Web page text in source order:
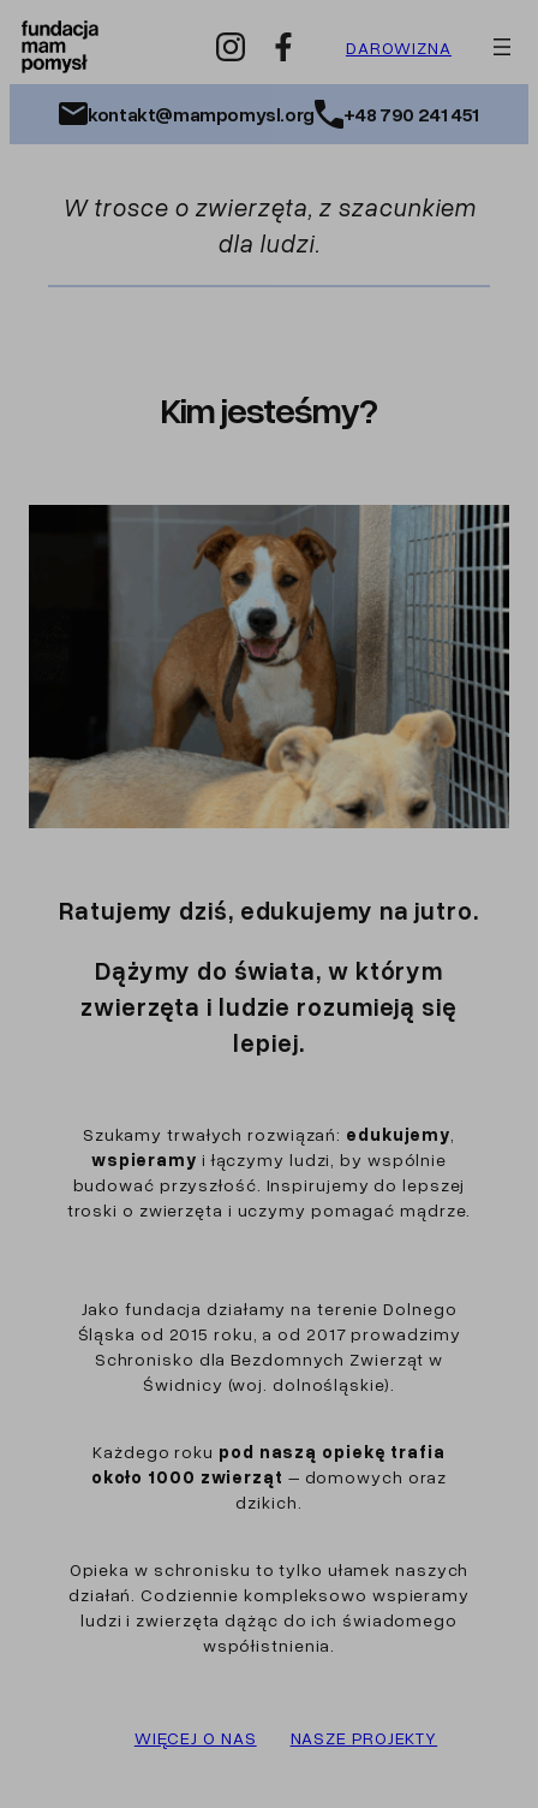
Przejdź
do
treści
DAROWIZNA
kontakt@mampomysl.org +48 790 241 451
W trosce o zwierzęta, z szacunkiem
dla ludzi.
Kim jesteśmy?
Ratujemy dziś, edukujemy na jutro.
Dążymy do świata, w którym
zwierzęta i ludzie rozumieją się
lepiej.
Szukamy trwałych rozwiązań: edukujemy
wspieramy i łączymy ludzi, by wspólnie
budować przyszłość. Inspirujemy do lepszej
troski o zwierzęta i uczymy pomagać mądrze.
Jako fundacja działamy na terenie Dolnego
Śląska od 2015 roku, a od 2017 prowadzimy
Schronisko dla Bezdomnych Zwierząt w
Świdnicy (woj. dolnośląskie).
Każdego roku pod naszą opiekę trafia
około 1000 zwierząt – domowych oraz
dzikich.
Opieka w schronisku to tylko ułamek naszych
działań. Codziennie kompleksowo wspieramy
ludzi i zwierzęta dążąc do ich świadomego
współistnienia.
WIĘCEJ O NAS NASZE PROJEKTY